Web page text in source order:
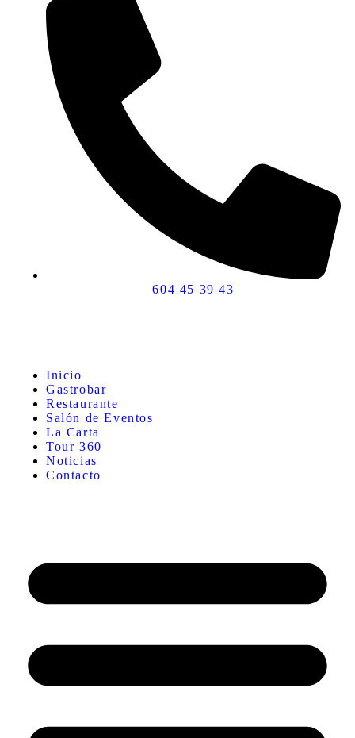
604 45 39 43
Inicio
Gastrobar
Restaurante
Salón de Eventos
La Carta
Tour 360
Noticias
Contacto